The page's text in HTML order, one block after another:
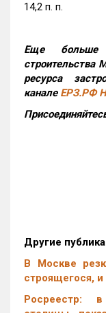
14,2 п. п.
Еще больше
строительства
ресурса
канале ЕРЗ.РФ
Другие
В Москве
строящегося, и
Росреестр: